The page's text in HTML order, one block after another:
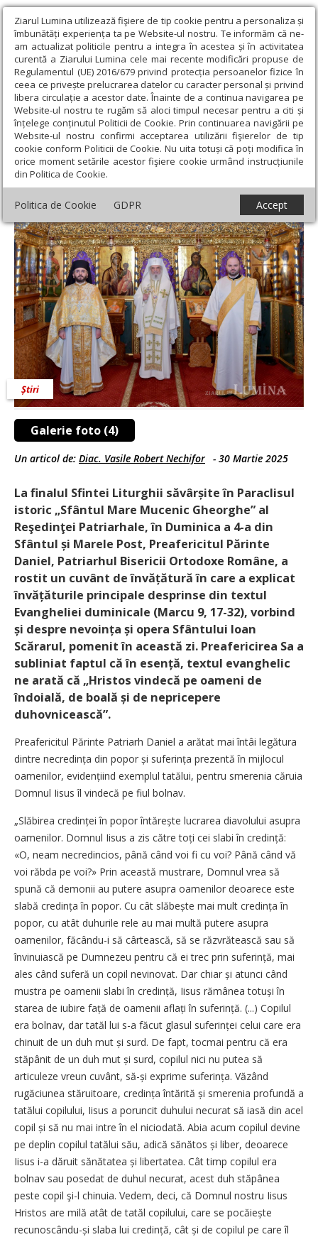
Ziarul Lumina utilizează fişiere de tip cookie pentru a personaliza și
îmbunătăți experiența ta pe Website-ul nostru. Te informăm că ne-
am actualizat politicile pentru a integra în acestea și în activitatea
curentă a Ziarului Lumina cele mai recente modificări propuse de
Regulamentul (UE) 2016/679 privind protecția persoanelor fizice în
ceea ce privește prelucrarea datelor cu caracter personal și privind
libera circulație a acestor date. Înainte de a continua navigarea pe
Website-ul nostru te rugăm să aloci timpul necesar pentru a citi și
înțelege conținutul Politicii de Cookie. Prin continuarea navigării pe
Website-ul nostru confirmi acceptarea utilizării fişierelor de tip
cookie conform Politicii de Cookie. Nu uita totuși că poți modifica în
orice moment setările acestor fişiere cookie urmând instrucțiunile
din Politica de Cookie.
Politica de Cookie GDPR Accept
Ziarul Lumina › Actualitate religioasă › Știri › „Demonii se tem de
prezența Duhului Sfânt din omul smerit”
„Demonii se tem de prezența Duhului
Sfânt din omul smerit”
Galerie foto (4)
Știri
Un articol de: Diac. Vasile Robert Nechifor - 30 Martie 2025
La finalul Sfintei Liturghii săvâr­șite în Paraclisul
istoric „Sfântul Mare Mucenic Gheorghe” al
Reşedinţei Patriarhale, în Duminica a 4-a din
Sfântul și Marele Post, Preafericitul Părinte
Daniel, Patriarhul Bisericii Ortodoxe Române, a
rostit un cuvânt de învăță­tură în care a explicat
învățăturile principale desprinse din textul
Evangheliei duminicale (Marcu 9, 17-32), vorbind
și despre nevoința și opera Sfântului Ioan
Scărarul, pomenit în această zi. Preafericirea Sa a
subliniat faptul că în esență, textul evanghelic
ne arată că „Hristos vindecă pe oameni de
îndoială, de boală și de nepricepere
duhovnicească”.
Preafericitul Părinte Patriarh Daniel a arătat mai întâi legătura
dintre necredința din popor și suferința prezentă în mijlocul
oamenilor, evidențiind exemplul tatălui, pentru smerenia căruia
Domnul Iisus îl vindecă pe fiul bolnav.
„Slăbirea credinței în popor întărește lucrarea diavolului asupra
oamenilor. Domnul Iisus a zis către toți cei slabi în credință:
«O, neam necredincios, până când voi fi cu voi? Până când vă
voi răbda pe voi?» Prin această mustrare, Domnul vrea să
spună că demonii au putere asupra oamenilor deoarece este
slabă credința în popor. Cu cât slăbește mai mult credința în
popor, cu atât duhurile rele au mai multă putere asupra
oamenilor, făcându-i să cârtească, să se răzvrătească sau să
învinuiască pe Dumnezeu pentru că ei trec prin suferință, mai
ales când suferă un copil nevinovat. Dar chiar și atunci când
mustra pe oamenii slabi în credință, Iisus rămânea totuși în
starea de iubire față de oamenii aflați în suferință. (...) Copilul
era bolnav, dar tatăl lui s-a făcut glasul suferinței celui care era
chinuit de un duh mut și surd. De fapt, tocmai pentru că era
stăpânit de un duh mut și surd, copilul nici nu putea să
articuleze vreun cuvânt, să-și exprime suferința. Văzând
rugăciunea stăruitoare, credința întărită și smerenia profundă a
tatălui copilului, Iisus a poruncit duhului necurat să iasă din acel
copil și să nu mai intre în el niciodată. Abia acum copilul devine
pe deplin copilul tatălui său, adică sănătos și liber, deoarece
Iisus i-a dăruit sănătatea și libertatea. Cât timp copilul era
bolnav sau posedat de duhul necurat, acest duh stăpânea
peste copil şi-l chinuia. Vedem, deci, că Domnul nostru Iisus
Hristos are milă atât de tatăl copilului, care se pocăiește
recunoscându-și slaba lui credință, cât și de copilul pe care îl